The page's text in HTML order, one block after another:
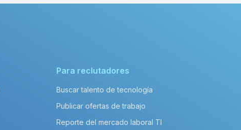
Para reclutadores
Buscar talento de tecnología
Publicar ofertas de trabajo
Reporte del mercado laboral TI